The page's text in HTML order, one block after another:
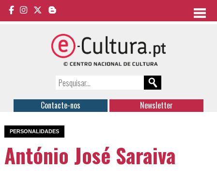
Contacte-nos Newsletter
PERSONALIDADES
António José Saraiva